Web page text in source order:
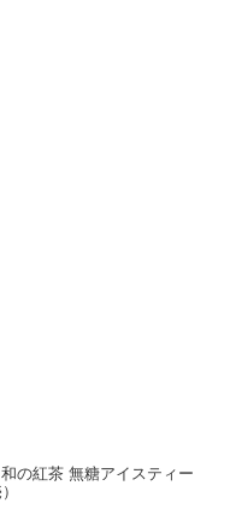
の紅茶 無糖アイスティー